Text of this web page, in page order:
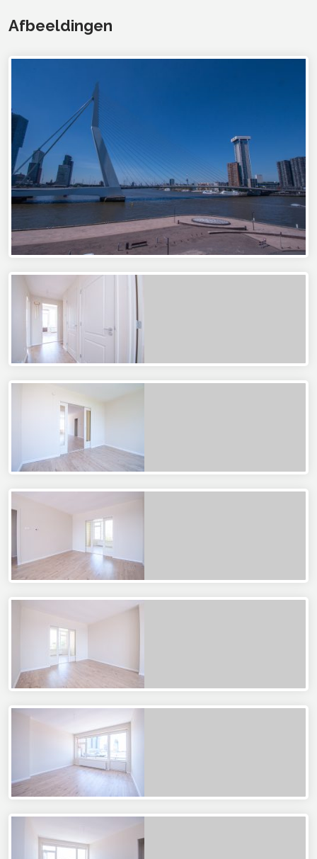
Afbeeldingen